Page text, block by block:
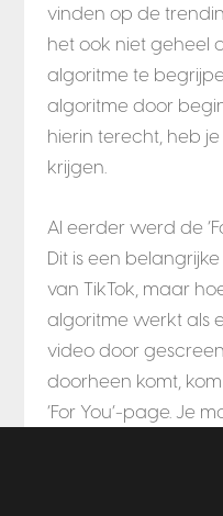
vinden op de
het ook niet geheel
algoritme te
algoritme door
hierin terecht, heb
krijgen.
Al eerder werd de
Dit is een
van TikTok, maar
algoritme werkt als
video door
doorheen komt,
‘For You’-page. Je